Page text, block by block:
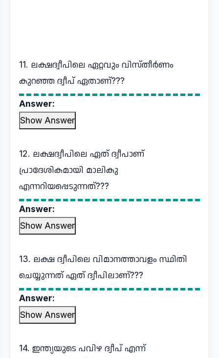
11. ലക്ഷദ്വീപിലെ ഏറ്റവും വിസ്തീർണം
കുറഞ്ഞ ദ്വീപ് ഏതാണ്???
Answer:
Show Answer
12. ലക്ഷദ്വീപിലെ ഏത് ദ്വീപാണ്
പ്രാദേശികമായി മാലികു
എന്നറിയപ്പെടുന്നത്???
Answer:
Show Answer
13. ലക്ഷ ദ്വീപിലെ വിമാനത്താവളം സ്ഥിതി
ചെയ്യുന്നത് ഏത് ദ്വീപിലാണ്???
Answer:
Show Answer
14. ഇന്ത്യയുടെ പവിഴ ദ്വീപ് എന്ന്